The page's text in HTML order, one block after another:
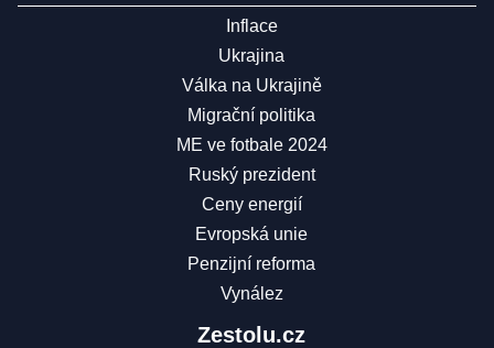
Inflace
Ukrajina
Válka na Ukrajině
Migrační politika
ME ve fotbale 2024
Ruský prezident
Ceny energií
Evropská unie
Penzijní reforma
Vynález
Zestolu.cz